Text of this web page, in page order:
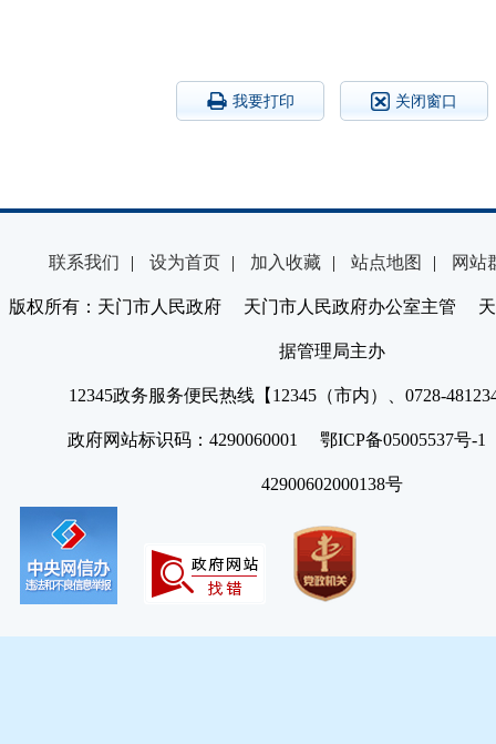
我要打印 关闭窗口
联系我们 | 设为首页 | 加入收藏 | 站点地图 | 网站
版权所有：天门市人民政府 天门市人民政府办公室主管 天
据管理局主办
12345政务服务便民热线【12345（市内）、0728-
政府网站标识码：4290060001 鄂ICP备05005537号
42900602000138号